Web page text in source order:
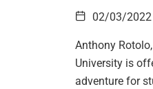
02/03/2022
Anthony
University is
adventure for